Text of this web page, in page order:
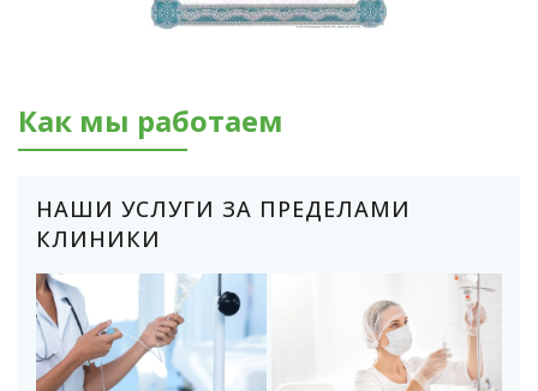
Как мы работаем
НАШИ УСЛУГИ ЗА ПРЕДЕЛАМИ
КЛИНИКИ